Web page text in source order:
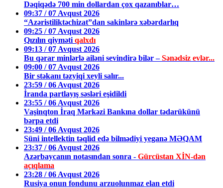
Dəqiqədə 700 min dollardan çox qazanıblar…
09:37 / 07 Avqust 2026
“Azəristiliktəchizat”dan sakinlərə xəbərdarlıq
09:25 / 07 Avqust 2026
Qızılın qiyməti qalxdı
09:13 / 07 Avqust 2026
Bu qərar minlərlə ailəni sevindirə bilər –Sənədsiz evlər...
09:00 / 07 Avqust 2026
Bir stəkanı təzyiqi xeyli salır...
23:59 / 06 Avqust 2026
İranda partlayış səsləri eşidildi
23:55 / 06 Avqust 2026
Vaşinqton İraq Mərkəzi Bankına dollar tədarükünü
bərpa etdi
23:49 / 06 Avqust 2026
Süni intellektin təqlid edə bilmədiyi yeganə MƏQAM
23:37 / 06 Avqust 2026
Azərbaycanın notasından sonra - Gürcüstan XİN-dən
açıqlama
23:28 / 06 Avqust 2026
Rusiya onun fondunu arzuolunmaz elan etdi